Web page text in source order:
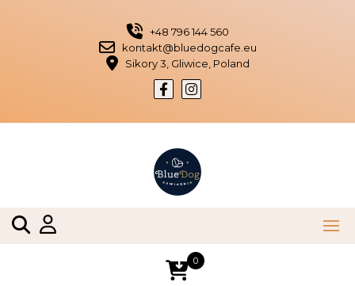
+48 796 144 560
kontakt@bluedogcafe.eu
Sikory 3, Gliwice, Poland
0